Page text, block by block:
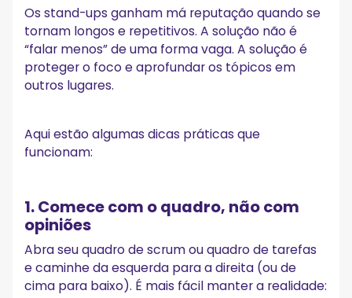
Os stand-ups ganham má reputação quando se
tornam longos e repetitivos. A solução não é
“falar menos” de uma forma vaga. A solução é
proteger o foco e aprofundar os tópicos em
outros lugares.
Aqui estão algumas dicas práticas que
funcionam:
1. Comece com o quadro, não com
opiniões
Abra seu quadro de scrum ou quadro de tarefas
e caminhe da esquerda para a direita (ou de
cima para baixo). É mais fácil manter a realidade: